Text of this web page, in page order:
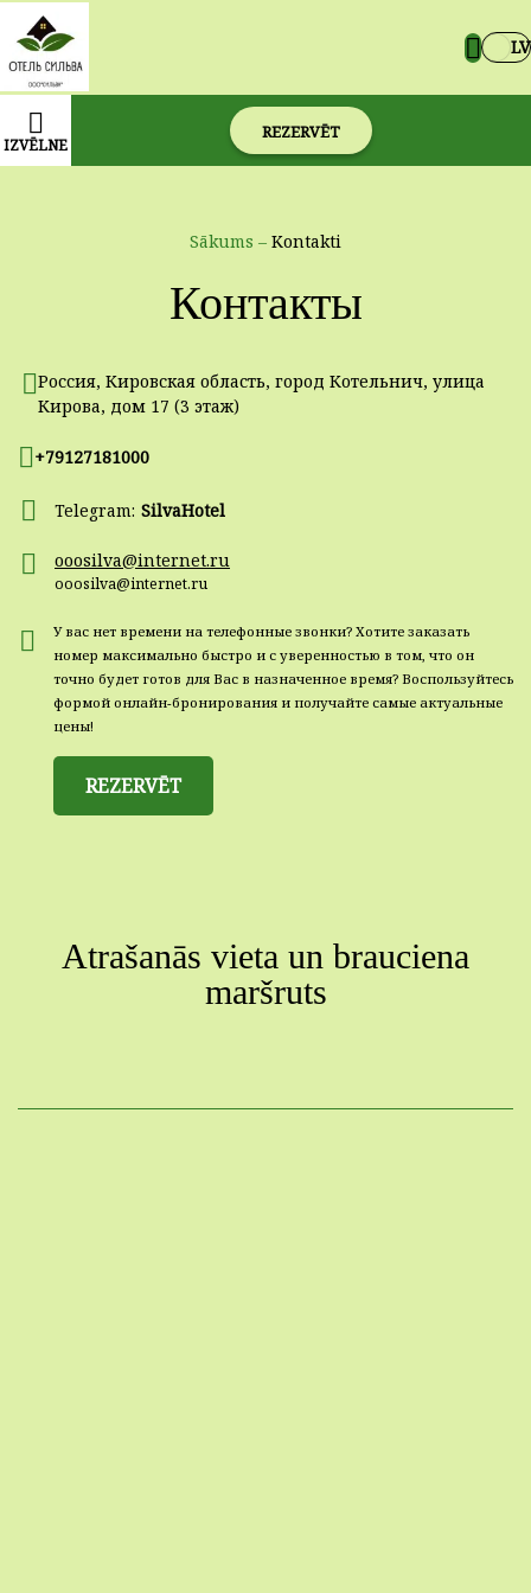
LV
IZVĒLNE
REZERVĒT
Sākums – Kontakti
Контакты
Россия, Кировская область, город Котельнич, улица
Кирова, дом 17 (3 этаж)
+79127181000
Telegram: SilvaHotel
ooosilva@internet.ru
ooosilva@internet.ru
У вас нет времени на телефонные звонки? Хотите заказать
номер максимально быстро и с уверенностью в том, что он
точно будет готов для Вас в назначенное время? Воспользуйтесь
формой онлайн-бронирования и получайте самые актуальные
цены!
REZERVĒT
Atrašanās vieta un brauciena
maršruts